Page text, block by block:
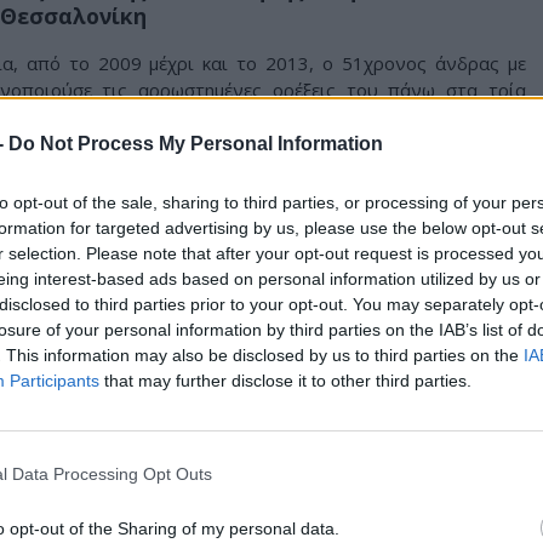
Do Not Process My Personal Information
opt-out of the sale, sharing to third parties, or processing of your
for targeted advertising by us, please use the below opt-out
selection. Please note that after your opt-out request is processed
interest-based ads based on personal information utilized by us
to third parties prior to your opt-out. You may separately
of your personal information by third parties on the IAB’s list of
This information may also be disclosed by us to third parties on the
Participants that may further disclose it to other third parties.
Data Processing Opt Outs
opt-out of the Sharing of my personal data.
από το 2009 μέχρι και το 2013, ο 51χρονος άνδρας με
τις αρρωστημένες ορέξεις του πάνω στα τρία
κι ένα κορίτσι!
το 2009. Πρόκειται για δύο αδέρφια και το ξαδερφάκι
άφηναν στη γιαγιά και στον παππού τους που έμεναν στην
να πάνε στη δουλειά τους.
θείος των παιδιών, ο οποίος όποτε έλειπαν όλοι από το
βίαζε τα ανήλικα παιδιά. Μάλιστα, βιντεoσκοπούσε τις
εκείνα ήταν μόλις, 3, 5 και 6 ετών αντίστοιχα!
ετών σήμερα, κατήγγειλε όλη τη φρίκη που βίωσε από τον
βάρος του 51χρονου σχηματίσθηκε δικογραφία από
Προστασίας Ανηλίκων για γενετήσια πράξη με ανήλικο
ανηλίκων, γενετήσιες πράξεις με ανήλικους, κατάχρηση
αξιοπρέπειας. Συγκεκριμένα, σύμφωνα με την σχετική
το χρονικό διάστημα από 2009 έως 2013,
ανατολική Θεσσαλονίκη, προέβαινε κατ’ εξακολούθηση